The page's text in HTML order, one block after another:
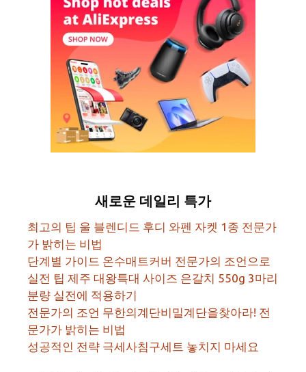
새로운 데일리 특가
최고의 팁 울 블렌디드 후디 와펜 자켓 1종 전문가
가 밝히는 비법
단계별 가이드 온수매트커버 전문가의 조언으로
실전 팁 제주 대왕특대 사이즈 은갈치 550g 3마리
분량 실전에 적용하기
전문가의 조언 무한의계단비밀계단을찾아라! 전
문가가 밝히는 비법
성공적인 전략 극세사침구세트 놓치지 마세요